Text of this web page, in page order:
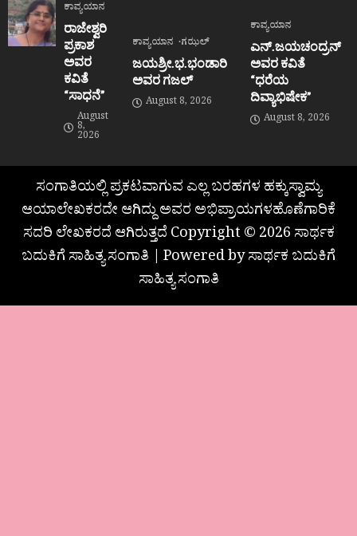
ಕಾವ್ಯಯಾನ
ರಾಜೇಶ್ವರಿ
ಪ್ರಕಾಶ
ಅವರ
ಕವಿತೆ
“ಸಾಧನೆ”
August
8,
2026
ಕಾವ್ಯಯಾನ ಗಝಲ್
ಜಯಶ್ರೀ.ಭ.ಭಂಡಾರಿ
ಅವರ ಗಜಲ್
August 8, 2026
ಕಾವ್ಯಯಾನ
ಎನ್.ಜಯಚಂದ್ರನ್
ಅವರ ಕವಿತೆ
“ಧರೆಯ
ದಿವ್ಯಾಭಿಷೇಕ”
August 8, 2026
ಸಂಗಾತಿಯಲ್ಲಿ ಪ್ರಕಟವಾಗುವ ಎಲ್ಲ ಬರಹಗಳ ಹಕ್ಕುಸ್ವಾಮ್ಯ
ಆಯಾಲೇಖಕರದೇ ಆಗಿದ್ದು ಅವರ ಅಭಿಪ್ರಾಯಗಳಹೊಣೆಗಾರಿಕೆ
ಸದರಿ ಲೇಖಕರದೆ ಆಗಿರುತ್ತದೆ Copyright © 2026 ಸಾರ್ಥಕ
ಬದುಕಿಗೆ ಸಾಹಿತ್ಯ ಸಂಗಾತಿ | Powered by ಸಾರ್ಥಕ ಬದುಕಿಗೆ
ಸಾಹಿತ್ಯ ಸಂಗಾತಿ